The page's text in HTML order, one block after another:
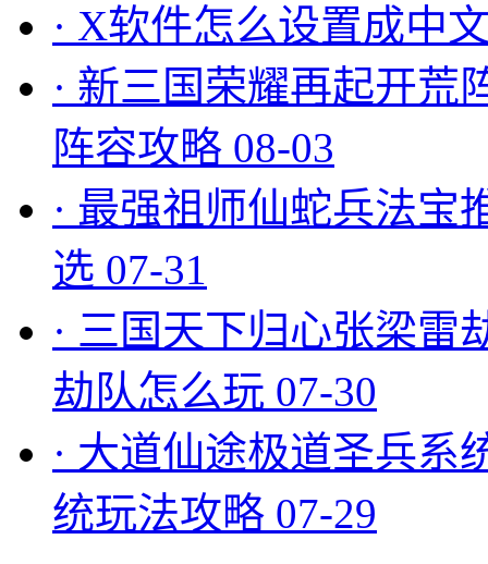
· X软件怎么设置成中
· 新三国荣耀再起开荒
阵容攻略 08-03
· 最强祖师仙蛇兵法宝
选 07-31
· 三国天下归心张梁雷
劫队怎么玩 07-30
· 大道仙途极道圣兵系
统玩法攻略 07-29